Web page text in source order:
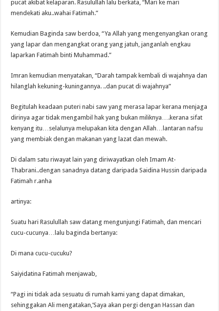
pucat akibat kelaparan. Rasulullah lalu berkata, “Mari ke mari
mendekati aku..wahai Fatimah.”
Kemudian Baginda saw berdoa, “Ya Allah yang mengenyangkan orang
yang lapar dan mengangkat orang yang jatuh, janganlah engkau
laparkan Fatimah binti Muhammad.”
Imran kemudian menyatakan, “Darah tampak kembali di wajahnya dan
hilanglah kekuning-kuningannya. ..dan pucat di wajahnya”
Begitulah keadaan puteri nabi saw yang merasa lapar kerana menjaga
dirinya agar tidak mengambil hak yang bukan miliknya….kerana sifat
kenyang itu…selalunya melupakan kita dengan Allah…lantaran nafsu
yang membiak dengan makanan yang lazat dan mewah.
Di dalam satu riwayat lain yang diriwayatkan oleh Imam At-
Thabrani..dengan sanadnya datang daripada Saidina Hussin daripada
Fatimah r.anha
artinya:
Suatu hari Rasulullah saw datang mengunjungi Fatimah, dan mencari
cucu-cucunya…lalu baginda bertanya:
Di mana cucu-cucuku?
Saiyidatina Fatimah menjawab,
“Pagi ini tidak ada sesuatu di rumah kami yang dapat dimakan,
sehinggakan Ali mengatakan,’Saya akan pergi dengan Hassan dan